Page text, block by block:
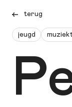
terug
jeugd